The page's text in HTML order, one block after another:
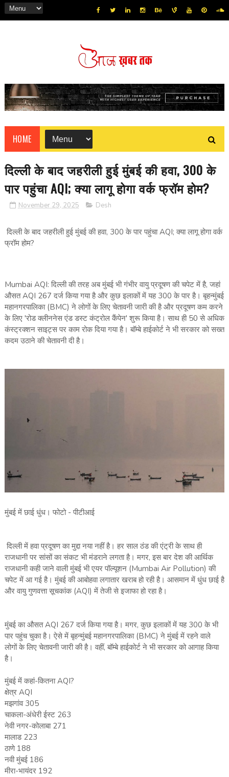
HOME
दिल्ली के बाद जहरीली हुई मुंबई की हवा, 300 के
पार पहुंचा AQI; क्या लागू होगा वर्क फ्रॉम होम?
November 29, 2025 Desh
दिल्ली के बाद जहरीली हुई मुंबई की हवा, 300 के पार पहुंचा AQI; क्या लागू होगा वर्क
फ्रॉम होम?
Mumbai AQI: दिल्ली की तरह अब मुंबई भी गंभीर वायु प्रदूषण की चपेट में है, जहां
औसत AQI 267 दर्ज किया गया है और कुछ इलाकों में यह 300 के पार है। बृहन्मुंबई
महानगरपालिका (BMC) ने लोगों के लिए चेतावनी जारी की है और प्रदूषण कम करने
के लिए 'रोड क्लीननेस एंड डस्ट कंट्रोल कैंपेन' शुरू किया है। साथ ही 50 से अधिक
कंस्ट्रक्शन साइट्स पर काम रोक दिया गया है। बॉम्बे हाईकोर्ट ने भी सरकार को सख्त
कदम उठाने की चेतावनी दी है।
मुंबई में छाई धुंध। फोटो - पीटीआई
दिल्ली में हवा प्रदूषण का मुद्दा नया नहीं है। हर साल ठंड की एंट्री के साथ ही
राजधानी पर सांसों का संकट भी मंडराने लगता है। मगर, इस बार देश की आर्थिक
राजधानी कही जाने वाली मुंबई भी एयर पॉल्यूशन (Mumbai Air Pollution) की
चपेट में आ गई है। मुंबई की आबोहवा लगातार खराब हो रही है। आसमान में धुंध छाई है
और वायु गुणवत्ता सूचकांक (AQI) में तेजी से इजाफा हो रहा है।
मुंबई का औसत AQI 267 दर्ज किया गया है। मगर, कुछ इलाकों में यह 300 के भी
पार पहुंच चुका है। ऐसे में बृहन्मुंबई महानगरपालिका (BMC) ने मुंबई में रहने वाले
लोगों के लिए चेतावनी जारी की है। वहीं, बॉम्बे हाईकोर्ट ने भी सरकार को आगाह किया
है।
मुंबई में कहां-कितना AQI?
क्षेत्र AQI
मझगांव 305
चाकला-अंधेरी ईस्ट 263
नेवी नगर-कोलाबा 271
मालाड 223
ठाणे 188
नवी मुंबई 186
मीरा-भायंदर 192